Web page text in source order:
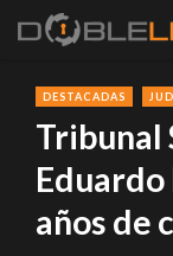
DESTACADAS
Tribunal
años de